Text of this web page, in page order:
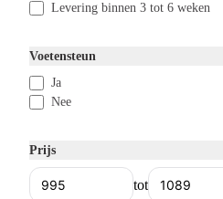
Levering binnen 3 tot 6 weken
Voetensteun
Ja
Nee
Prijs
tot